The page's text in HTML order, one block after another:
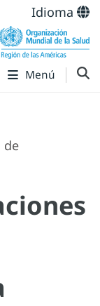
Idioma
Menú
de